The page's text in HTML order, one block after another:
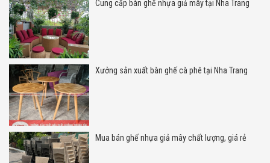
Cung cấp bàn ghế nhựa giả mây tại Nha Trang
Xưởng sản xuất bàn ghế cà phê tại Nha Trang
Mua bán ghế nhựa giả mây chất lượng, giá rẻ